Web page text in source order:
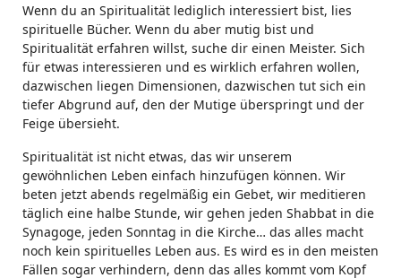
Wenn du an Spiritualität lediglich interessiert bist, lies
spirituelle Bücher. Wenn du aber mutig bist und
Spiritualität erfahren willst, suche dir einen Meister. Sich
für etwas interessieren und es wirklich erfahren wollen,
dazwischen liegen Dimensionen, dazwischen tut sich ein
tiefer Abgrund auf, den der Mutige überspringt und der
Feige übersieht.
Spiritualität ist nicht etwas, das wir unserem
gewöhnlichen Leben einfach hinzufügen können. Wir
beten jetzt abends regelmäßig ein Gebet, wir meditieren
täglich eine halbe Stunde, wir gehen jeden Shabbat in die
Synagoge, jeden Sonntag in die Kirche… das alles macht
noch kein spirituelles Leben aus. Es wird es in den meisten
Fällen sogar verhindern, denn das alles kommt vom Kopf